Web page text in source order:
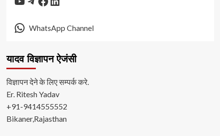
WhatsApp Channel
यादव विज्ञापन ऐजंसी
विज्ञापन देने के लिए सम्पर्क करे.
Er. Ritesh Yadav
+91-9414555552
Bikaner,Rajasthan